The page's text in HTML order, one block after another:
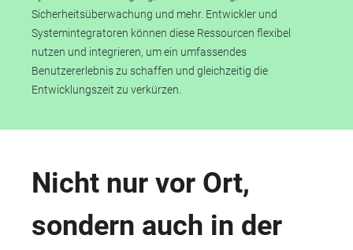
Sicherheitsüberwachung und mehr. Entwickler und
Systemintegratoren können diese Ressourcen flexibel
nutzen und integrieren, um ein umfassendes
Benutzererlebnis zu schaffen und gleichzeitig die
Entwicklungszeit zu verkürzen.
Nicht nur vor Ort,
sondern auch in der